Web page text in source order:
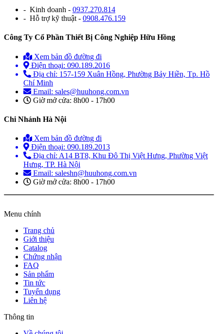
- Kinh doanh - 0937.270.814
- Hỗ trợ kỹ thuật - 0908.476.159
Công Ty Cổ Phần Thiết Bị Công Nghiệp Hữu Hồng
Xem bản đồ đường đi
Điện thoại: 090.189.2016
Địa chỉ: 157-159 Xuân Hồng, Phường Bảy Hiền, Tp. Hồ
Chí Minh
Email: sales@huuhong.com.vn
Giờ mở cửa: 8h00 - 17h00
Chi Nhánh Hà Nội
Xem bản đồ đường đi
Điện thoại: 090.189.2013
Địa chỉ: A14 BT8, Khu Đô Thị Việt Hưng, Phường Việt
Hưng, TP. Hà Nội
Email: saleshn@huuhong.com.vn
Giờ mở cửa: 8h00 - 17h00
Menu chính
Trang chủ
Giới thiệu
Catalog
Chứng nhận
FAQ
Sản phẩm
Tin tức
Tuyển dụng
Liên hệ
Thông tin